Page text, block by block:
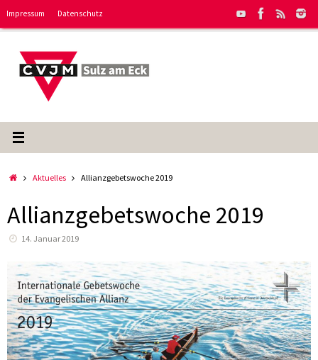
Impressum Datenschutz
StartAktuelles Allianzgebetswoche 2019
Allianzgebetswoche 2019
14. Januar 2019